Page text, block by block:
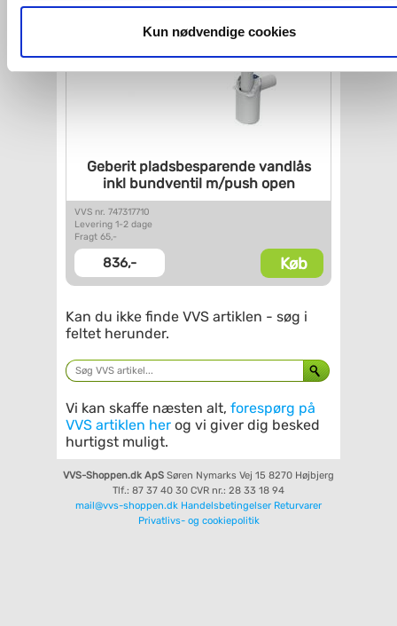
og fra nedenfor. Til enhver tid er det ligeledes muligt, at
dit samtykke, hvis du måtte ønske det.
Du kan se mere om, hvordan vi behandler dine
her.
Kun nødvendige cookies
Geberit pladsbesparendevandlås
inkl bundventil m/pushopen
VVS nr. 747317710
Levering 1-2 dage
Fragt 65,-
836,- Køb
Kan du ikke finde VVS artiklen - søg i
feltet herunder.
Vi kan skaffe næsten alt, forespørg på
VVS artiklen her og vi giver dig besked
hurtigst muligt.
VVS-Shoppen.dk ApS Søren Nymarks Vej 15 8270 Højbjerg
Tlf.: 87 37 40 30 CVR nr.: 28 33 18 94
mail@vvs-shoppen.dk Handelsbetingelser Returvarer
Privatlivs- og cookiepolitik